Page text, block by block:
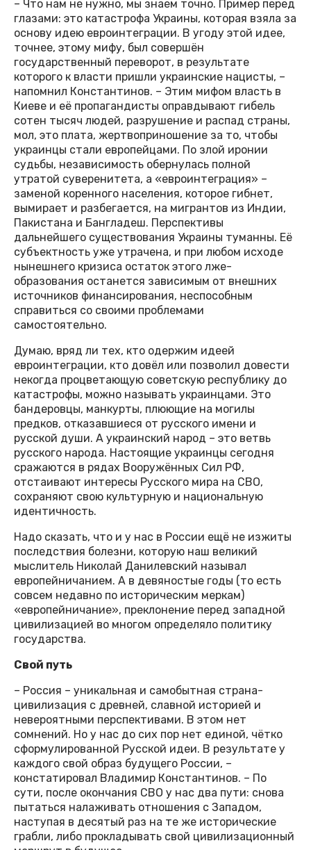
– Что нам не нужно, мы знаем точно. Пример перед
глазами: это катастрофа Украины, которая взяла за
основу идею евроинтеграции. В угоду этой идее,
точнее, этому мифу, был совершён
государственный переворот, в результате
которого к власти пришли украинские нацисты, –
напомнил Константинов. – Этим мифом власть в
Киеве и её пропагандисты оправдывают гибель
сотен тысяч людей, разрушение и распад страны,
мол, это плата, жертвоприношение за то, чтобы
украинцы стали европейцами. По злой иронии
судьбы, независимость обернулась полной
утратой суверенитета, а «евроинтеграция» –
заменой коренного населения, которое гибнет,
вымирает и разбегается, на мигрантов из Индии,
Пакистана и Бангладеш. Перспективы
дальнейшего существования Украины туманны. Её
субъектность уже утрачена, и при любом исходе
нынешнего кризиса остаток этого лже-
образования останется зависимым от внешних
источников финансирования, неспособным
справиться со своими проблемами
самостоятельно.
Думаю, вряд ли тех, кто одержим идеей
евроинтеграции, кто довёл или позволил довести
некогда процветающую советскую республику до
катастрофы, можно называть украинцами. Это
бандеровцы, манкурты, плюющие на могилы
предков, отказавшиеся от русского имени и
русской души. А украинский народ – это ветвь
русского народа. Настоящие украинцы сегодня
сражаются в рядах Вооружённых Сил РФ,
отстаивают интересы Русского мира на СВО,
сохраняют свою культурную и национальную
идентичность.
Надо сказать, что и у нас в России ещё не изжиты
последствия болезни, которую наш великий
мыслитель Николай Данилевский называл
европейничанием. А в девяностые годы (то есть
совсем недавно по историческим меркам)
«европейничание», преклонение перед западной
цивилизацией во многом определяло политику
государства.
Свой путь
– Россия – уникальная и самобытная страна-
цивилизация с древней, славной историей и
невероятными перспективами. В этом нет
сомнений. Но у нас до сих пор нет единой, чётко
сформулированной Русской идеи. В результате у
каждого свой образ будущего России, –
констатировал Владимир Константинов. – По
сути, после окончания СВО у нас два пути: снова
пытаться налаживать отношения с Западом,
наступая в десятый раз на те же исторические
грабли, либо прокладывать свой цивилизационный